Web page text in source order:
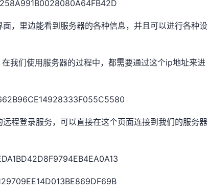
，里边能看到服务器的各种信息，并且可以进行各种设
在我们使用服务器的过程中，都需要通过这个ip地址来进
程登录服务，可以直接在这个页面连接到我们的服务器